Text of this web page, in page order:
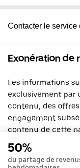
Contacter le service
Exonération de
Les informations
exclusivement par
contenu, des
engagement
contenu de cette
un tiers, vous
à laquelle Uber ne
questions, veuillez
50%
du partage de